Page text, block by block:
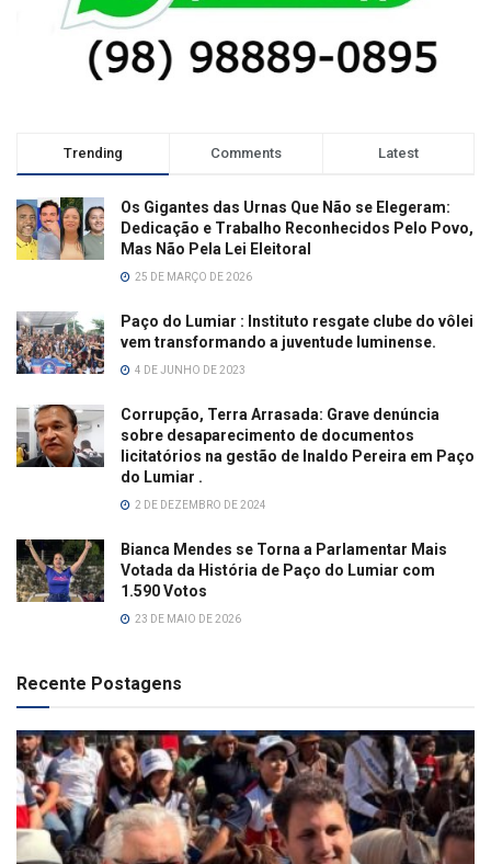
Trending Comments Latest
Os Gigantes das Urnas Que Não se Elegeram:
Dedicação e Trabalho Reconhecidos Pelo Povo,
Mas Não Pela Lei Eleitoral
25 DE MARÇO DE 2026
Paço do Lumiar : Instituto resgate clube do vôlei
vem transformando a juventude luminense.
4 DE JUNHO DE 2023
Corrupção, Terra Arrasada: Grave denúncia
sobre desaparecimento de documentos
licitatórios na gestão de Inaldo Pereira em Paço
do Lumiar .
2 DE DEZEMBRO DE 2024
Bianca Mendes se Torna a Parlamentar Mais
Votada da História de Paço do Lumiar com
1.590 Votos
23 DE MAIO DE 2026
Recente Postagens